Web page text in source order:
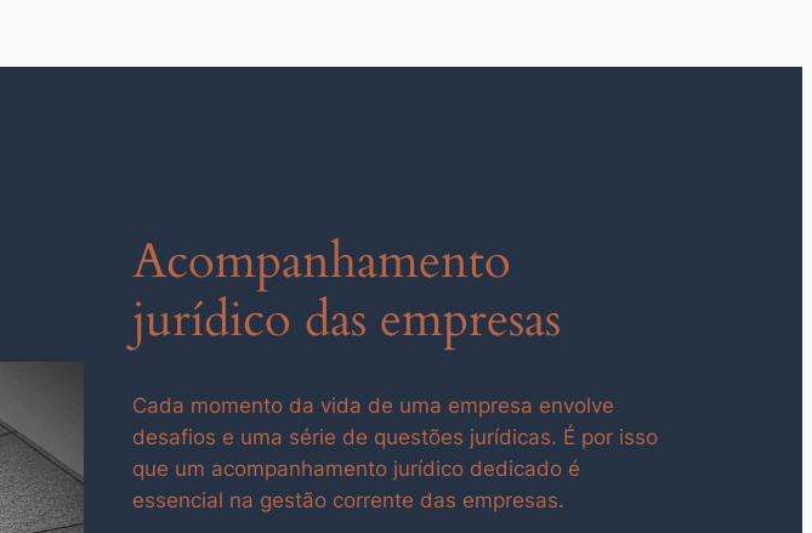
Acompanhamento
jurídico das empresas
Cada momento da vida de uma empresa envolve
desafios e uma série de questões jurídicas. É por isso
que um acompanhamento jurídico dedicado é
essencial na gestão corrente das empresas.